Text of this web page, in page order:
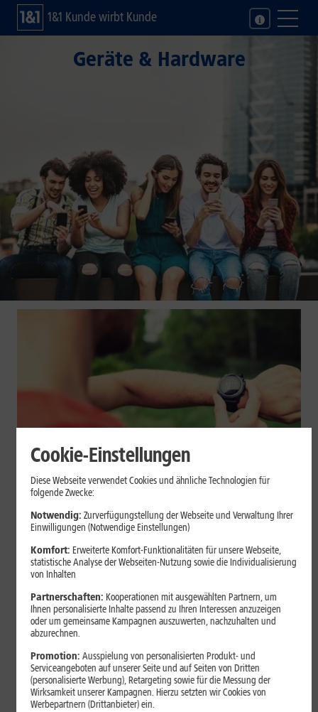
1&1 Kunde wirbt Kunde
Geräte & Hardware
Geräte & Hardware
Smartwatch beim Sport: So
unterstützt sie Dein Training
Eine Smartwatch macht Belastung, Tempo und Trainingsablauf
sichtbar. Erfahre, wie Du Pulsmessung, Herzfrequenzzonen, GPS,
keine medizinische Beurteilung ersetzen.
Mehr erfahren
Cookie-Einstellungen
Diese Webseite verwendet Cookies und ähnliche Technologien für
folgende Zwecke:
Notwendig: Zurverfügungstellung der Webseite und Verwaltung Ihrer
Einwilligungen (Notwendige Einstellungen)
Komfort: Erweiterte Komfort-Funktionalitäten für unsere Webseite,
statistische Analyse der Webseiten-Nutzung sowie die Individualisierung
von Inhalten
Partnerschaften: Kooperationen mit ausgewählten Partnern, um
Ihnen personalisierte Inhalte passend zu Ihren Interessen anzuzeigen
oder um gemeinsame Kampagnen auszuwerten, nachzuhalten und
abzurechnen.
Promotion: Ausspielung von personalisierten Produkt- und
Serviceangeboten auf unserer Seite und auf Seiten von Dritten
(personalisierte Werbung), Retargeting sowie für die Messung der
Wirksamkeit unserer Kampagnen. Hierzu setzten wir Cookies von
Werbepartnern (Drittanbieter) ein.